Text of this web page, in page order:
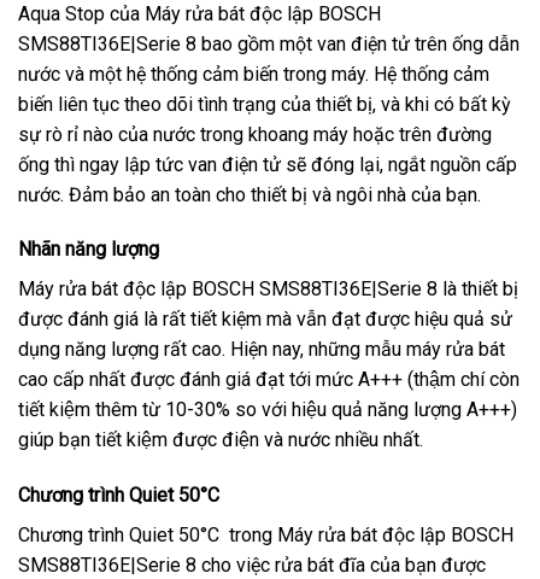
Aqua Stop của Máy rửa bát độc lập BOSCH
SMS88TI36E|Serie 8 bao gồm một van điện tử trên ống dẫn
nước và một hệ thống cảm biến trong máy. Hệ thống cảm
biến liên tục theo dõi tình trạng của thiết bị, và khi có bất kỳ
sự rò rỉ nào của nước trong khoang máy hoặc trên đường
ống thì ngay lập tức van điện tử sẽ đóng lại, ngắt nguồn cấp
nước. Đảm bảo an toàn cho thiết bị và ngôi nhà của bạn.
Nhãn năng lượng
Máy rửa bát độc lập BOSCH SMS88TI36E|Serie 8 là thiết bị
được đánh giá là rất tiết kiệm mà vẫn đạt được hiệu quả sử
dụng năng lượng rất cao. Hiện nay, những mẫu máy rửa bát
cao cấp nhất được đánh giá đạt tới mức A+++ (thậm chí còn
tiết kiệm thêm từ 10-30% so với hiệu quả năng lượng A+++)
giúp bạn tiết kiệm được điện và nước nhiều nhất.
Chương trình Quiet 50°C
Chương trình Quiet 50°C trong Máy rửa bát độc lập BOSCH
SMS88TI36E|Serie 8 cho việc rửa bát đĩa của bạn được